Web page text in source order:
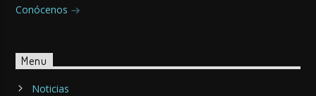
Conócenos
Menu
Noticias